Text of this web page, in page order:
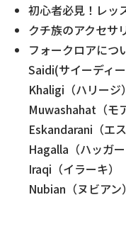
初心者必見！レッ
クチ族のアクセサ
フォークロアにつ
Saidi(サイーディ
Khaligi（ハリージ）
Muwashahat（モ
Eskandarani（エ
Hagalla（ハッガー
Iraqi（イラーキ）
Nubian（ヌビアン）